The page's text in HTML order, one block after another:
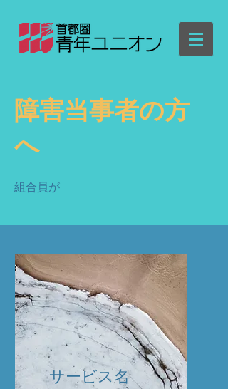
​障害当事者の方
へ
​組合員が
サービス名